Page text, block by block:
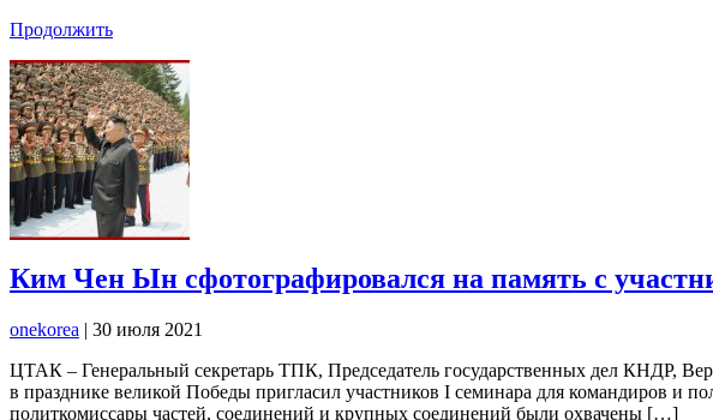
Продолжить
Ким Чен Ын сфотографировался на память с
onekorea | 30 июля 2021
ЦТАК – Генеральный секретарь ТПК, Председатель государственных дел
в празднике великой Победы пригласил участников I семинара для командиров
политкомиссары частей, соединений и крупных соединений были охвачены […]